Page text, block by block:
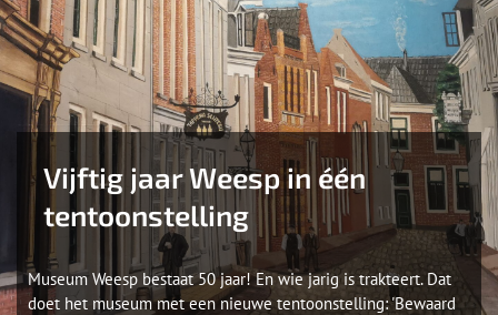
Vijftig jaar Weesp in één
tentoonstelling
Museum Weesp bestaat 50 jaar! En wie jarig is trakteert. Dat
doet het museum met een nieuwe tentoonstelling: 'Bewaard